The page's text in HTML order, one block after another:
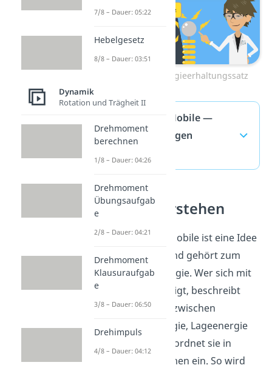
Zum Video: Energieerhaltungssatz
Perpetuum Mobile —
häufigste Fragen
Energie verstehen
Ein Perpetuum Mobile ist eine Idee
aus der Physik und gehört zum
Themenfeld Energie. Wer sich mit
Energie beschäftigt, beschreibt
Umwandlungen zwischen
Bewegungsenergie, Lageenergie
und Wärme und ordnet sie in
einfachen Systemen ein. So wird
7/8 – Dauer: 05:22
Hebelgesetz
8/8 – Dauer: 03:51
Dynamik
Rotation und Trägheit II
Drehmoment
berechnen
1/8 – Dauer: 04:26
Drehmoment
Übungsaufgab
e
2/8 – Dauer: 04:21
Drehmoment
Klausuraufgab
e
3/8 – Dauer: 06:50
Drehimpuls
4/8 – Dauer: 04:12